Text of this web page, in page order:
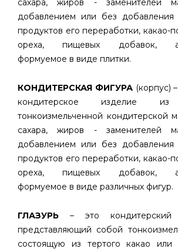
сахара, жиров - заменителей
добавлением или без
продуктов его переработки, какао-
ореха, пищевых добавок,
формуемое в виде плитки.
КОНДИТЕРСКАЯ ФИГУРА(корпус)
кондитерское изделие из
тонкоизмельченной кондитерской
сахара, жиров - заменителей
добавлением или без
продуктов его переработки, какао-
ореха, пищевых добавок,
формуемое в виде различных фигур.
ГЛАЗУРЬ – это кондитерский
представляющий собой
состоящую из тертого какао или